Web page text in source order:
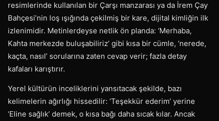
resimlerinde kullanılan bir Çarşı manzarası ya da İrem Çay
Bahçesi’nin loş ışığında çekilmiş bir kare, dijital kimliğin ilk
izlenimidir. Metinlerdeyse netlik ön planda: ‘Merhaba,
Kahta merkezde buluşabiliriz’ gibi kısa bir cümle, ‘nerede,
kaçta, nasıl’ sorularına zaten cevap verir; fazla detay
kafaları karıştırır.
Yerel kültürün inceliklerini yansıtacak şekilde, bazı
kelimelerin ağırlığı hissedilir: ‘Teşekkür ederim’ yerine
‘Eline sağlık’ demek, o kısa bağı daha sıcak kılar. Ancak